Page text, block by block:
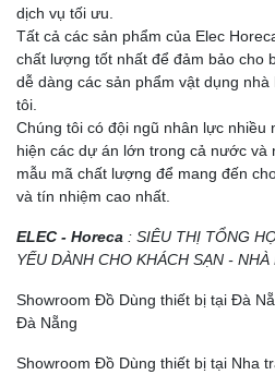
dịch vụ tối ưu.
Tất cả các sản phẩm của Elec
chất lượng tốt nhất để đảm bảo cho
dễ dàng các sản phẩm vật dụng
tôi.
Chúng tôi có đội ngũ nhân lực nhiều
hiện các dự án lớn trong cả nước và
mẫu mã chất lượng để mang đến
và tín nhiệm cao nhất.
ELEC - Horeca : SIÊU THỊ TỔNG
YẾU DÀNH CHO KHÁCH SẠN -
Showroom Đồ Dùng thiết bị tại Đà
Đà Nẵng
Showroom Đồ Dùng thiết bị tại Nha